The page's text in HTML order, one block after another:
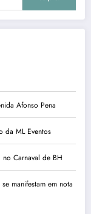
Afonso Pena
da ML Eventos
Carnaval de BH
manifestam em nota